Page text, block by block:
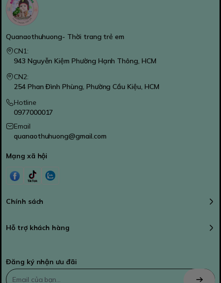
Quanaothuhuong- Thời trang trẻ em
CN1:
943 Nguyễn Kiệm Phường Hạnh Thông, HCM
CN2:
254 Phan Đình Phùng, Phường Cầu Kiệu, HCM
Hotline
0977000017
Email
quanaothuhuong@gmail.com
Mạng xã hội
Chính sách
Hỗ trợ khách hàng
Đăng ký nhận ưu đãi